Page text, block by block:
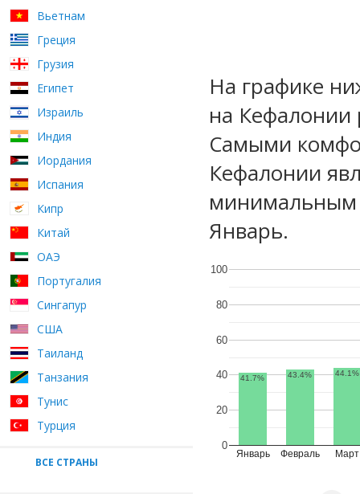
Вьетнам
Греция
Грузия
Египет
Израиль
Индия
Иордания
Испания
Кипр
Китай
ОАЭ
Португалия
Сингапур
США
Таиланд
Танзания
Тунис
Турция
ВСЕ СТРАНЫ
На графике
на Кефалонии
Самыми
Кефалонии
минимальным
Январь.
Январь Февраль Март
0
20
40
60
80
100
41.7% 43.4% 44.1%